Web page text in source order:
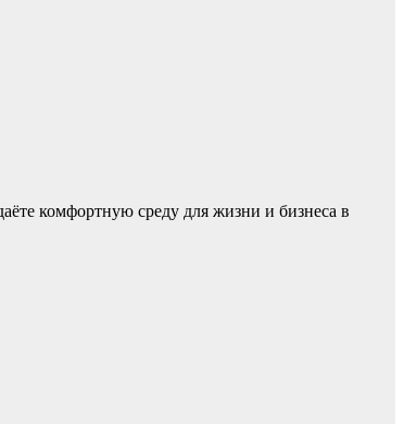
комфортную среду для жизни и бизнеса в